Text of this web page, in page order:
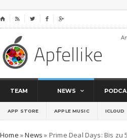
⌂    
TEAM NEWS
APP STORE APPLE MUSIC ICLOUD
Home »News » Prime Deal Days: Bis